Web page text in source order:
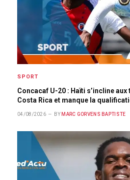
SPORT
Concacaf U-20 : Haïti s’incline aux
Costa Rica et manque la
04/08/2026 BY MARC GORVENS BAPTISTE